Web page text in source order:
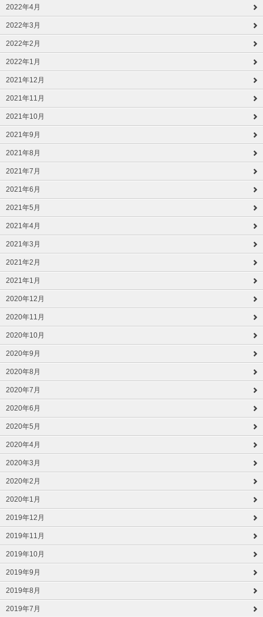
2022年4月
2022年3月
2022年2月
2022年1月
2021年12月
2021年11月
2021年10月
2021年9月
2021年8月
2021年7月
2021年6月
2021年5月
2021年4月
2021年3月
2021年2月
2021年1月
2020年12月
2020年11月
2020年10月
2020年9月
2020年8月
2020年7月
2020年6月
2020年5月
2020年4月
2020年3月
2020年2月
2020年1月
2019年12月
2019年11月
2019年10月
2019年9月
2019年8月
2019年7月